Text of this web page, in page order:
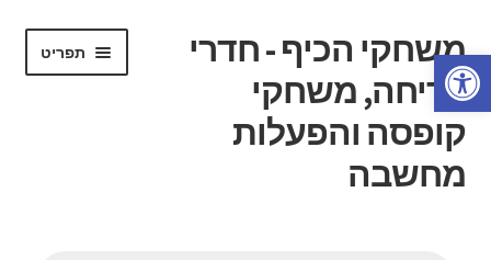
פתח סרגל נגישות
דלג
לניווט
לדלג
לתוכן
משחקי הכיף - חדרי
בריחה, משחקי
קופסה והפעלות
מחשבה
תפריט